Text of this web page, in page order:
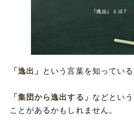
「逸出」 という言葉を知っている
「集団から逸出する」 などとい
ことがあるかもしれません。